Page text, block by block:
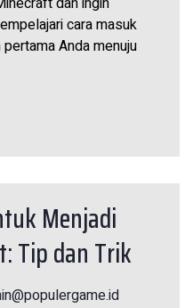
cara masuk
Anda menuju
Menjadi
Tip dan Trik